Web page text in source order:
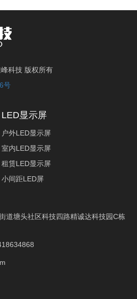
科技 版权所有
号
LED显示屏
户外LED显示屏
室内LED显示屏
租赁LED显示屏
小间距LED屏
道塘头社区科技四路精诚达科技园C栋